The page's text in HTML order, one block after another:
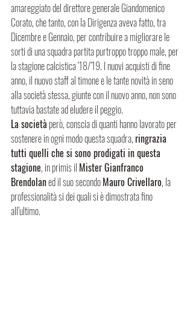
amareggiato del direttore generale Giandomenico
Corato, che tanto, con la Dirigenza aveva fatto, tra
Dicembre e Gennaio, per contribuire a migliorare le
sorti di una squadra partita purtroppo troppo male, per
la stagione calcistica ‘18/’19. I nuovi acquisti di fine
anno, il nuovo staff al timone e le tante novità in seno
alla società stessa, giunte con il nuovo anno, non sono
tuttavia bastate ad eludere il peggio.
La società però, conscia di quanti hanno lavorato per
sostenere in ogni modo questa squadra, ringrazia
tutti quelli che si sono prodigati in questa
stagione, in primis il Mister Gianfranco
Brendolan ed il suo secondo Mauro Crivellaro, la
professionalità si dei quali si è dimostrata fino
all’ultimo.